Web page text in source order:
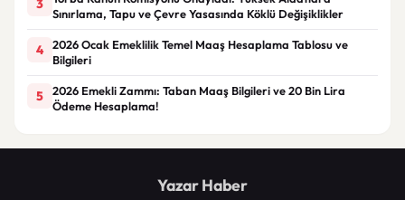
Sınırlama, Tapu ve Çevre Yasasında Köklü Değişiklikler
4
2026 Ocak Emeklilik Temel Maaş Hesaplama Tablosu ve
Bilgileri
5
2026 Emekli Zammı: Taban Maaş Bilgileri ve 20 Bin Lira
Ödeme Hesaplama!
Yazar Haber